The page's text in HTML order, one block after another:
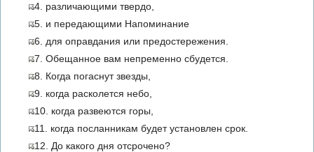
4. различающими твердо,
5. и передающими Напоминание
6. для оправдания или предостережения.
7. Обещанное вам непременно сбудется.
8. Когда погаснут звезды,
9. когда расколется небо,
10. когда развеются горы,
11. когда посланникам будет установлен срок.
12. До какого дня отсрочено?